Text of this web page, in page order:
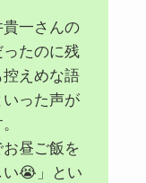
一さんの
たのに残
えめな語
いった声が
お昼ご飯を
い😭」とい